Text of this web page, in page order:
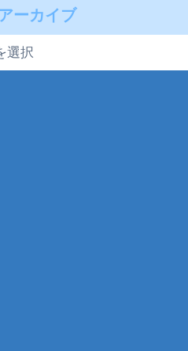
アーカイブ